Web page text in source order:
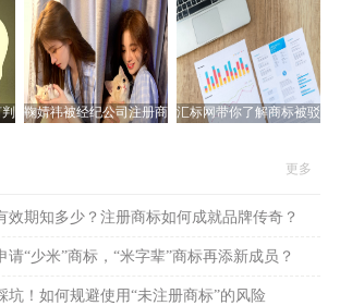
断商标近似？
鞠婧祎被经纪公司注册商标，艺人艺名归属公司还是
汇标网带你了解商标被驳回
更多
效期知多少？注册商标如何成就品牌传奇？
“少米”商标，“米字辈”商标再添新成员？
坑！如何规避使用“未注册商标”的风险